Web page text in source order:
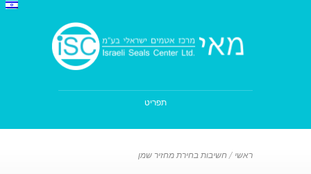
תפריט
ראשי / חשיבות בחירת מחזיר שמן